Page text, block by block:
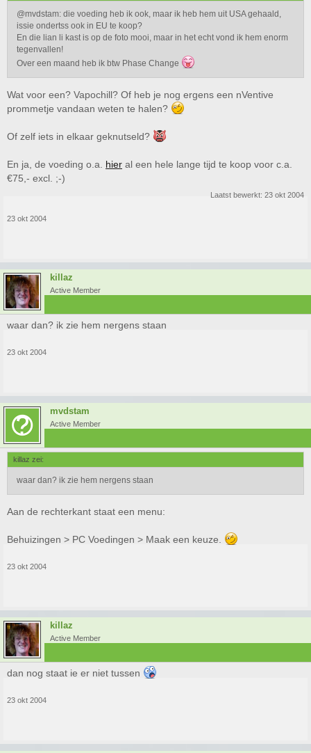
@mvdstam: die voeding heb ik ook, maar ik heb hem uit USA gehaald,
issie ondertss ook in EU te koop?
En die lian li kast is op de foto mooi, maar in het echt vond ik hem enorm
tegenvallen!
Over een maand heb ik btw Phase Change
Wat voor een? Vapochill? Of heb je nog ergens een nVentive
prommetje vandaan weten te halen?
Of zelf iets in elkaar geknutseld?
En ja, de voeding o.a. hier al een hele lange tijd te koop voor c.a.
€75,- excl. ;-)
Laatst bewerkt: 23 okt 2004
23 okt 2004
killaz
Active Member
waar dan? ik zie hem nergens staan
23 okt 2004
mvdstam
Active Member
killaz zei:
waar dan? ik zie hem nergens staan
Aan de rechterkant staat een menu:
Behuizingen > PC Voedingen > Maak een keuze.
23 okt 2004
killaz
Active Member
dan nog staat ie er niet tussen
23 okt 2004